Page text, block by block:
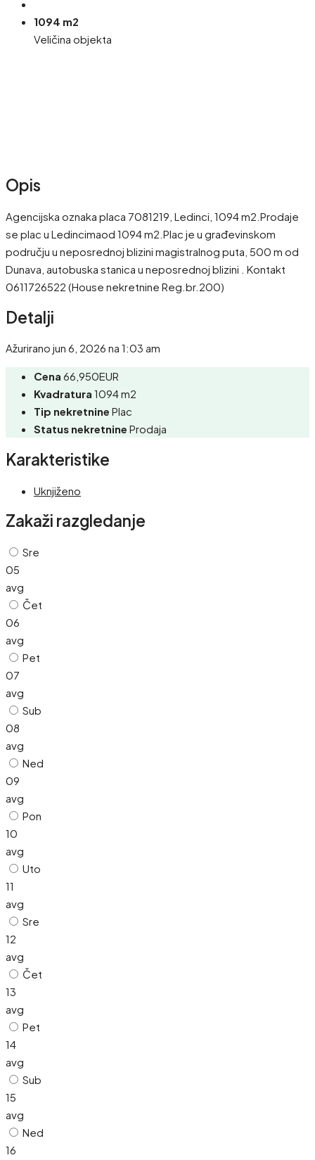
1094 m2
Veličina objekta
Opis
Agencijska oznaka placa 7081219, Ledinci, 1094 m2.Prodaje
se plac u Ledincimaod 1094 m2.Plac je u građevinskom
području u neposrednoj blizini magistralnog puta, 500 m od
Dunava, autobuska stanica u neposrednoj blizini . Kontakt
0611726522 (House nekretnine Reg.br.200)
Detalji
Ažurirano jun 6, 2026 na 1:03 am
Cena 66,950EUR
Kvadratura 1094 m2
Tip nekretnine Plac
Status nekretnine Prodaja
Karakteristike
Uknjiženo
Zakaži razgledanje
Sre
05
avg
Čet
06
avg
Pet
07
avg
Sub
08
avg
Ned
09
avg
Pon
10
avg
Uto
11
avg
Sre
12
avg
Čet
13
avg
Pet
14
avg
Sub
15
avg
Ned
16